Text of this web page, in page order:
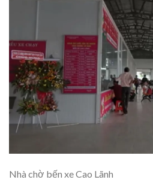
Nhà chờ bến xe Cao Lãnh